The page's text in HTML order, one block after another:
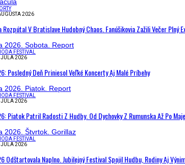
2026
Rozpútal V Bratislave Hudobný Chaos. Fanúšikovia Zažili Večer Plný
FESTIVAL
JÚLA 2026
Posledný Deň Priniesol Veľké Koncerty Aj Malé Príbehy
FESTIVAL
JÚLA 2026
Piatok Patril Radosti Z Hudby. Od Dychovky Z Rumunska Až Po
FESTIVAL
JÚLA 2026
Odštartovala Naplno. Jubilejný Festival Spojil Hudbu, Rodiny Aj